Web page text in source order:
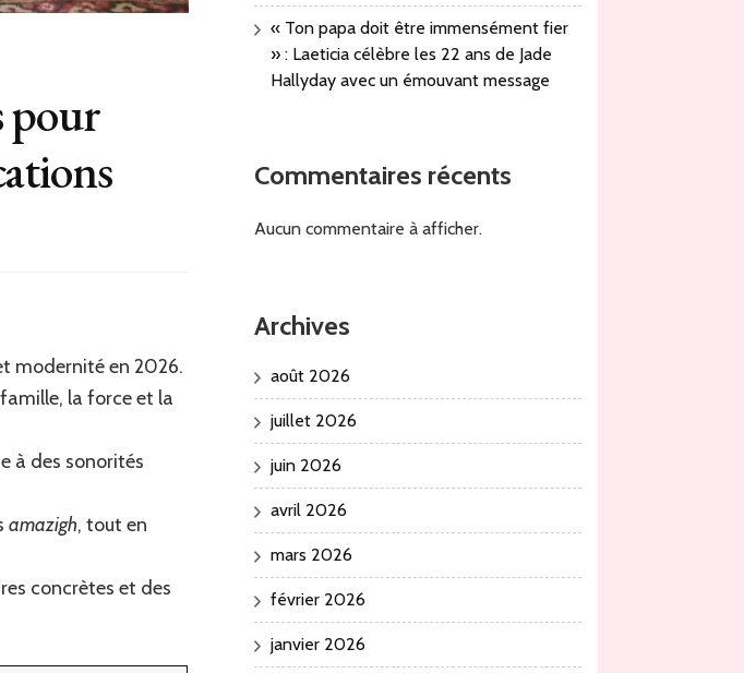
pour
modernité en 2026.
la force et la
à des sonorités
amazigh, tout en
concrètes et des
« Ton papa doit être immensément fier
» : Laeticia célèbre les 22 ans de Jade
Hallyday avec un émouvant message
Commentaires récents
Aucun commentaire à afficher.
Archives
août 2026
juillet 2026
juin 2026
avril 2026
mars 2026
février 2026
janvier 2026